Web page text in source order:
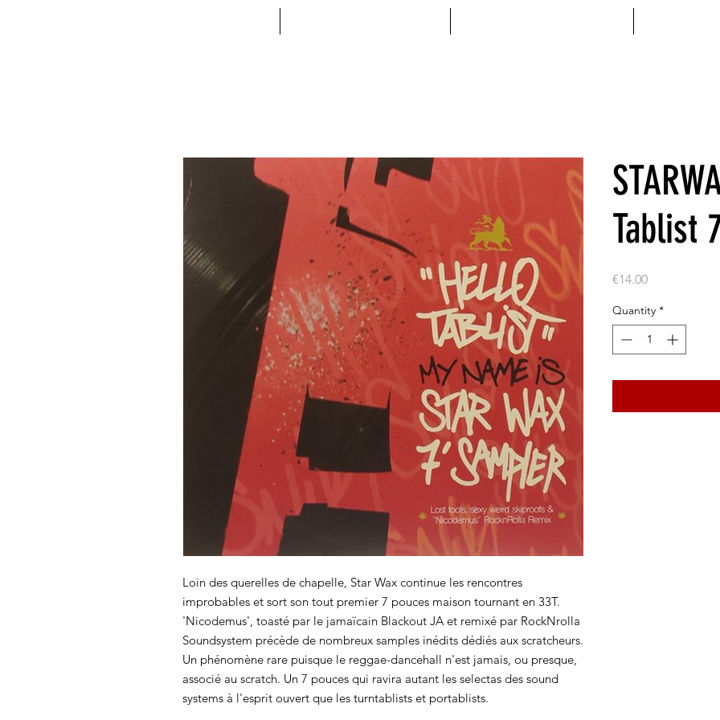
Loin des querelles de chapelle, Star Wax continue les rencontres
improbables et sort son tout premier 7 pouces maison tournant en 33T.
'Nicodemus', toasté par le jamaïcain Blackout JA et remixé par RockNrolla
Soundsystem précède de nombreux samples inédits dédiés aux scratcheurs.
Un phénomène rare puisque le reggae-dancehall n'est jamais, ou presque,
associé au scratch. Un 7 pouces qui ravira autant les selectas des sound
systems à l'esprit ouvert que les turntablists et portablists.
Tablist
€14.00Price
Quantity *